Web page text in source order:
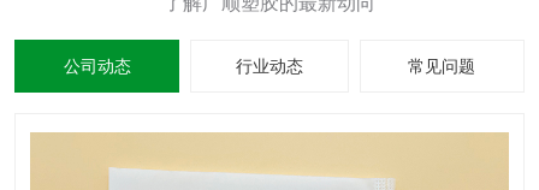
公司动态 行业动态 常见问题